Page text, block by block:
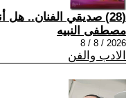
(28) صديقي الفنان.. هل أنت راضٍ عن نفسك؟
مصطفى النبيه
2026 / 8 / 8
الادب والفن